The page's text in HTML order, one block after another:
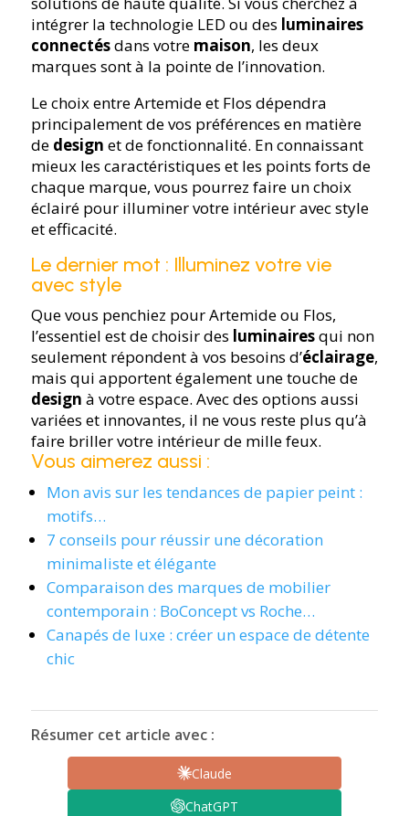
intégrer la technologie LED ou des luminaires
connectésdans votre maison, les deux
marques sont à la pointe de l’innovation.
Le choix entre Artemide et Flos dépendra
principalement de vos préférences en matière
de design et de fonctionnalité. En connaissant
mieux les caractéristiques et les points forts de
chaque marque, vous pourrez faire un choix
éclairé pour illuminer votre intérieur avec style
et efficacité.
Le dernier mot : Illuminez votre vie
avec style
Que vous penchiez pour Artemide ou Flos,
l’essentiel est de choisir des luminairesqui non
seulement répondent à vos besoins d’éclairage,
mais qui apportent également une touche de
design à votre espace. Avec des options aussi
variées et innovantes, il ne vous reste plus qu’à
faire briller votre intérieur de mille feux.
Vous aimerez aussi :
Mon avis sur les tendances de papier peint :
motifs…
7 conseils pour réussir une décoration
minimaliste et élégante
Comparaison des marques de mobilier
contemporain : BoConcept vs Roche…
Canapés de luxe : créer un espace de détente
chic
Résumer cet article avec :
Claude
ChatGPT